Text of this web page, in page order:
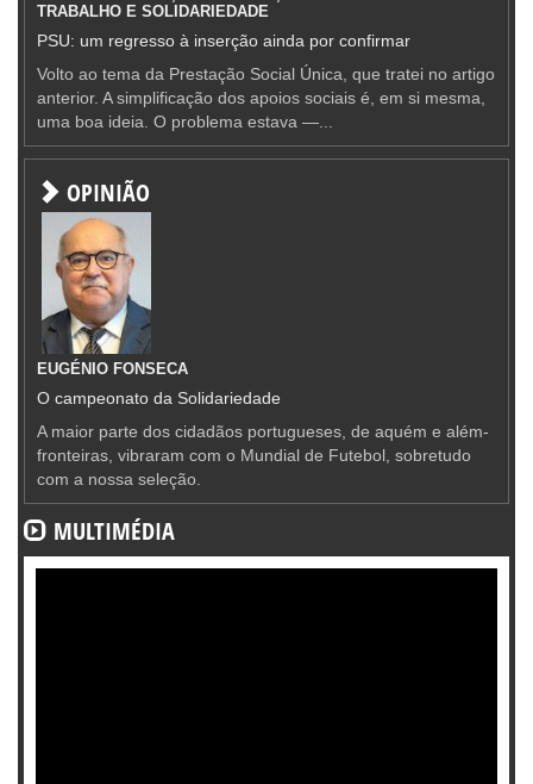
TRABALHO E SOLIDARIEDADE
PSU: um regresso à inserção ainda por confirmar
Volto ao tema da Prestação Social Única, que tratei no artigo
anterior. A simplificação dos apoios sociais é, em si mesma,
uma boa ideia. O problema estava —...
OPINIÃO
EUGÉNIO FONSECA
O campeonato da Solidariedade
A maior parte dos cidadãos portugueses, de aquém e além-
fronteiras, vibraram com o Mundial de Futebol, sobretudo
com a nossa seleção.
MULTIMÉDIA